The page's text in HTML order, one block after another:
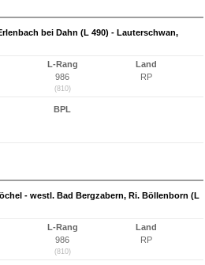
bei Dahn (L 490) - Lauterschwan,
L-Rang
986
(810)
Land
RP
BPL
- westl. Bad Bergzabern, Ri. Böllenborn (L
L-Rang
986
(810)
Land
RP